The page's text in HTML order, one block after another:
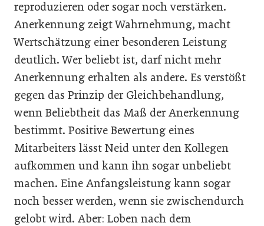
reproduzieren oder sogar noch verstärken.
Anerkennung zeigt Wahrnehmung, macht
Wertschätzung einer besonderen Leistung
deutlich. Wer beliebt ist, darf nicht mehr
Anerkennung erhalten als andere. Es verstößt
gegen das Prinzip der Gleichbehandlung,
wenn Beliebtheit das Maß der Anerkennung
bestimmt. Positive Bewertung eines
Mitarbeiters lässt Neid unter den Kollegen
aufkommen und kann ihn sogar unbeliebt
machen. Eine Anfangsleistung kann sogar
noch besser werden, wenn sie zwischendurch
gelobt wird. Aber: Loben nach dem